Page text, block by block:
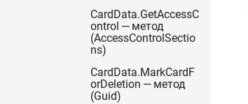
CardData.GetAccessC
ontrol — метод
(AccessControlSectio
ns)
CardData.MarkCardF
orDeletion — метод
(Guid)